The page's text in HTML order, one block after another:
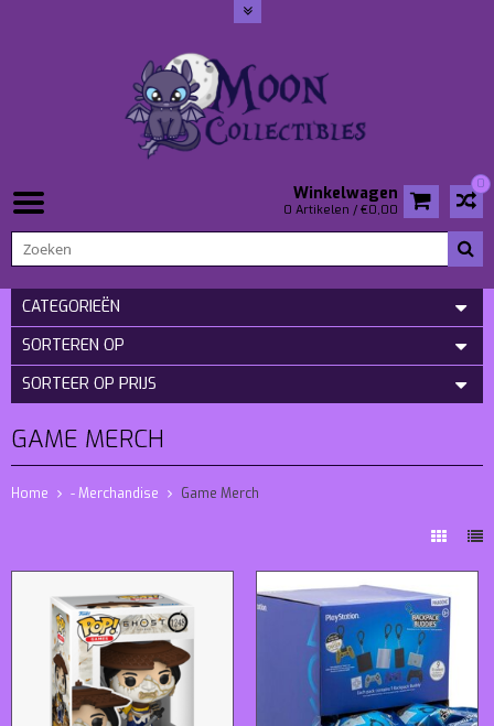
0
Winkelwagen
0 Artikelen / €0,00
CATEGORIEËN
SORTEREN OP
SORTEER OP PRIJS
GAME MERCH
Home - Merchandise Game Merch